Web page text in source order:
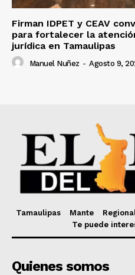
Firman IDPET y CEAV
para fortalecer la
jurídica en Tamaulipas
Manuel Nuñez - Agosto 9,
Tamaulipas Mante
Te puede
Quienes somos